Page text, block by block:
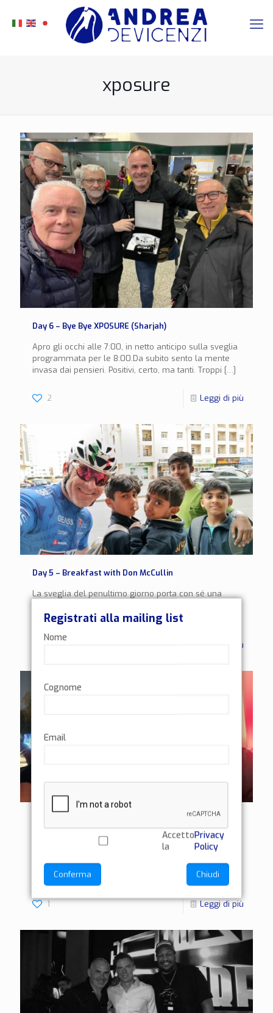
xposure
Day 6 – Bye Bye XPOSURE (Sharjah)
Apro gli occhi alle 7:00, in netto anticipo sulla sveglia
programmata per le 8:00.Da subito sento la mente
invasa dai pensieri. Positivi, certo, ma tanti. Troppi […]
2 Leggi di più
Day 5 – Breakfast with Don McCullin
La sveglia del penultimo giorno porta con sé una
vivere, e dopo giorni così intensi e memorabili, la
Leggi di più
Raccontare questa giornata, ma soprattutto decidere
da dove partire, è davvero difficile. Perché? Perché in
dodici ore di Festival, dalle 10 del mattino fino alle 22,
1 Leggi di più
Registrati alla mailing list
Nome
Cognome
Email
Accetto
la
Privacy
Policy
Conferma Chiudi